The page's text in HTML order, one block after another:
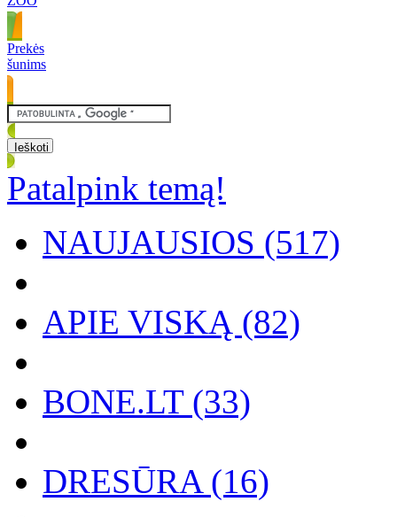
Prekės
šunims
Patalpink temą!
NAUJAUSIOS (517)
APIE VISKĄ (82)
BONE.LT (33)
DRESŪRA (16)